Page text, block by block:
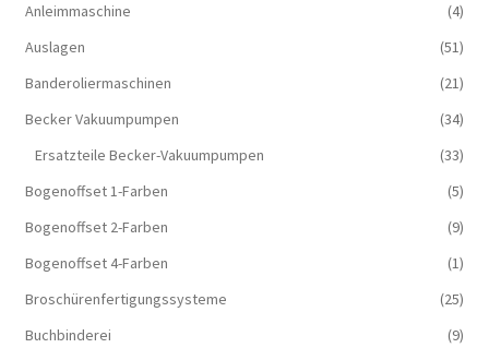
Anleimmaschine
(4)
Auslagen
(51)
Banderoliermaschinen
(21)
Becker Vakuumpumpen
(34)
Ersatzteile Becker-Vakuumpumpen
(33)
Bogenoffset 1-Farben
(5)
Bogenoffset 2-Farben
(9)
Bogenoffset 4-Farben
(1)
Broschürenfertigungssysteme
(25)
Buchbinderei
(9)